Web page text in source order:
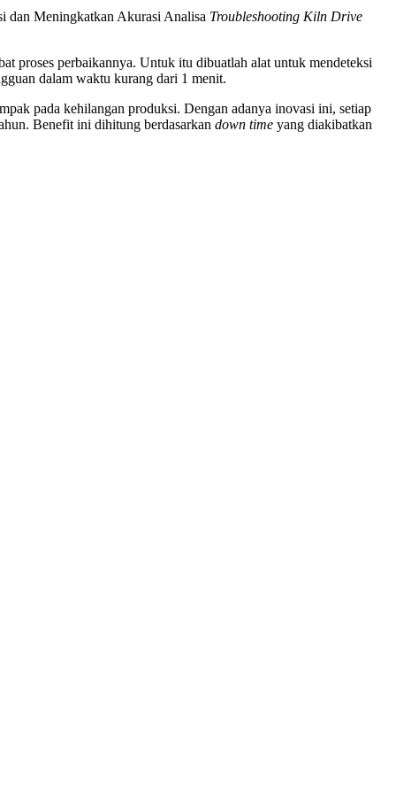
dan Meningkatkan Akurasi Analisa Troubleshooting Kiln Drive
proses perbaikannya. Untuk itu dibuatlah alat untuk mendeteksi
dalam waktu kurang dari 1 menit.
pada kehilangan produksi. Dengan adanya inovasi ini, setiap
Benefit ini dihitung berdasarkan down time yang diakibatkan